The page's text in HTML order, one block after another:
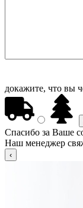
докажите, что вы
Спасибо за Ваше
Наш менеджер